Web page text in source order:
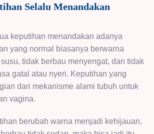
Selalu Menandakan
keputihan menandakan adanya
yang normal biasanya berwarna
tidak berbau menyengat, dan tidak
gatal atau nyeri. Keputihan yang
dari mekanisme alami tubuh untuk
vagina.
berubah warna menjadi kehijauan,